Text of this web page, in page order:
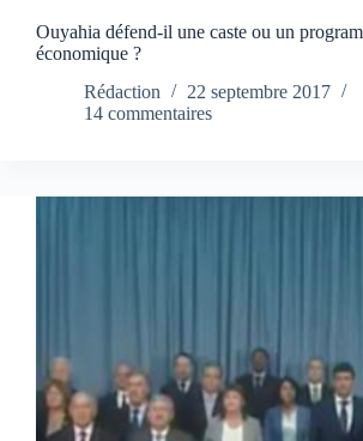
Ouyahia défend-il une caste ou un
économique ?
Rédaction
22 septembre 2017
14 commentaires